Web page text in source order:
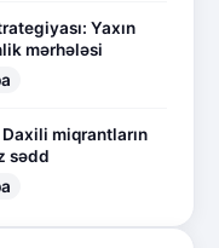
Yaxın
mərhələsi
miqrantların
sədd